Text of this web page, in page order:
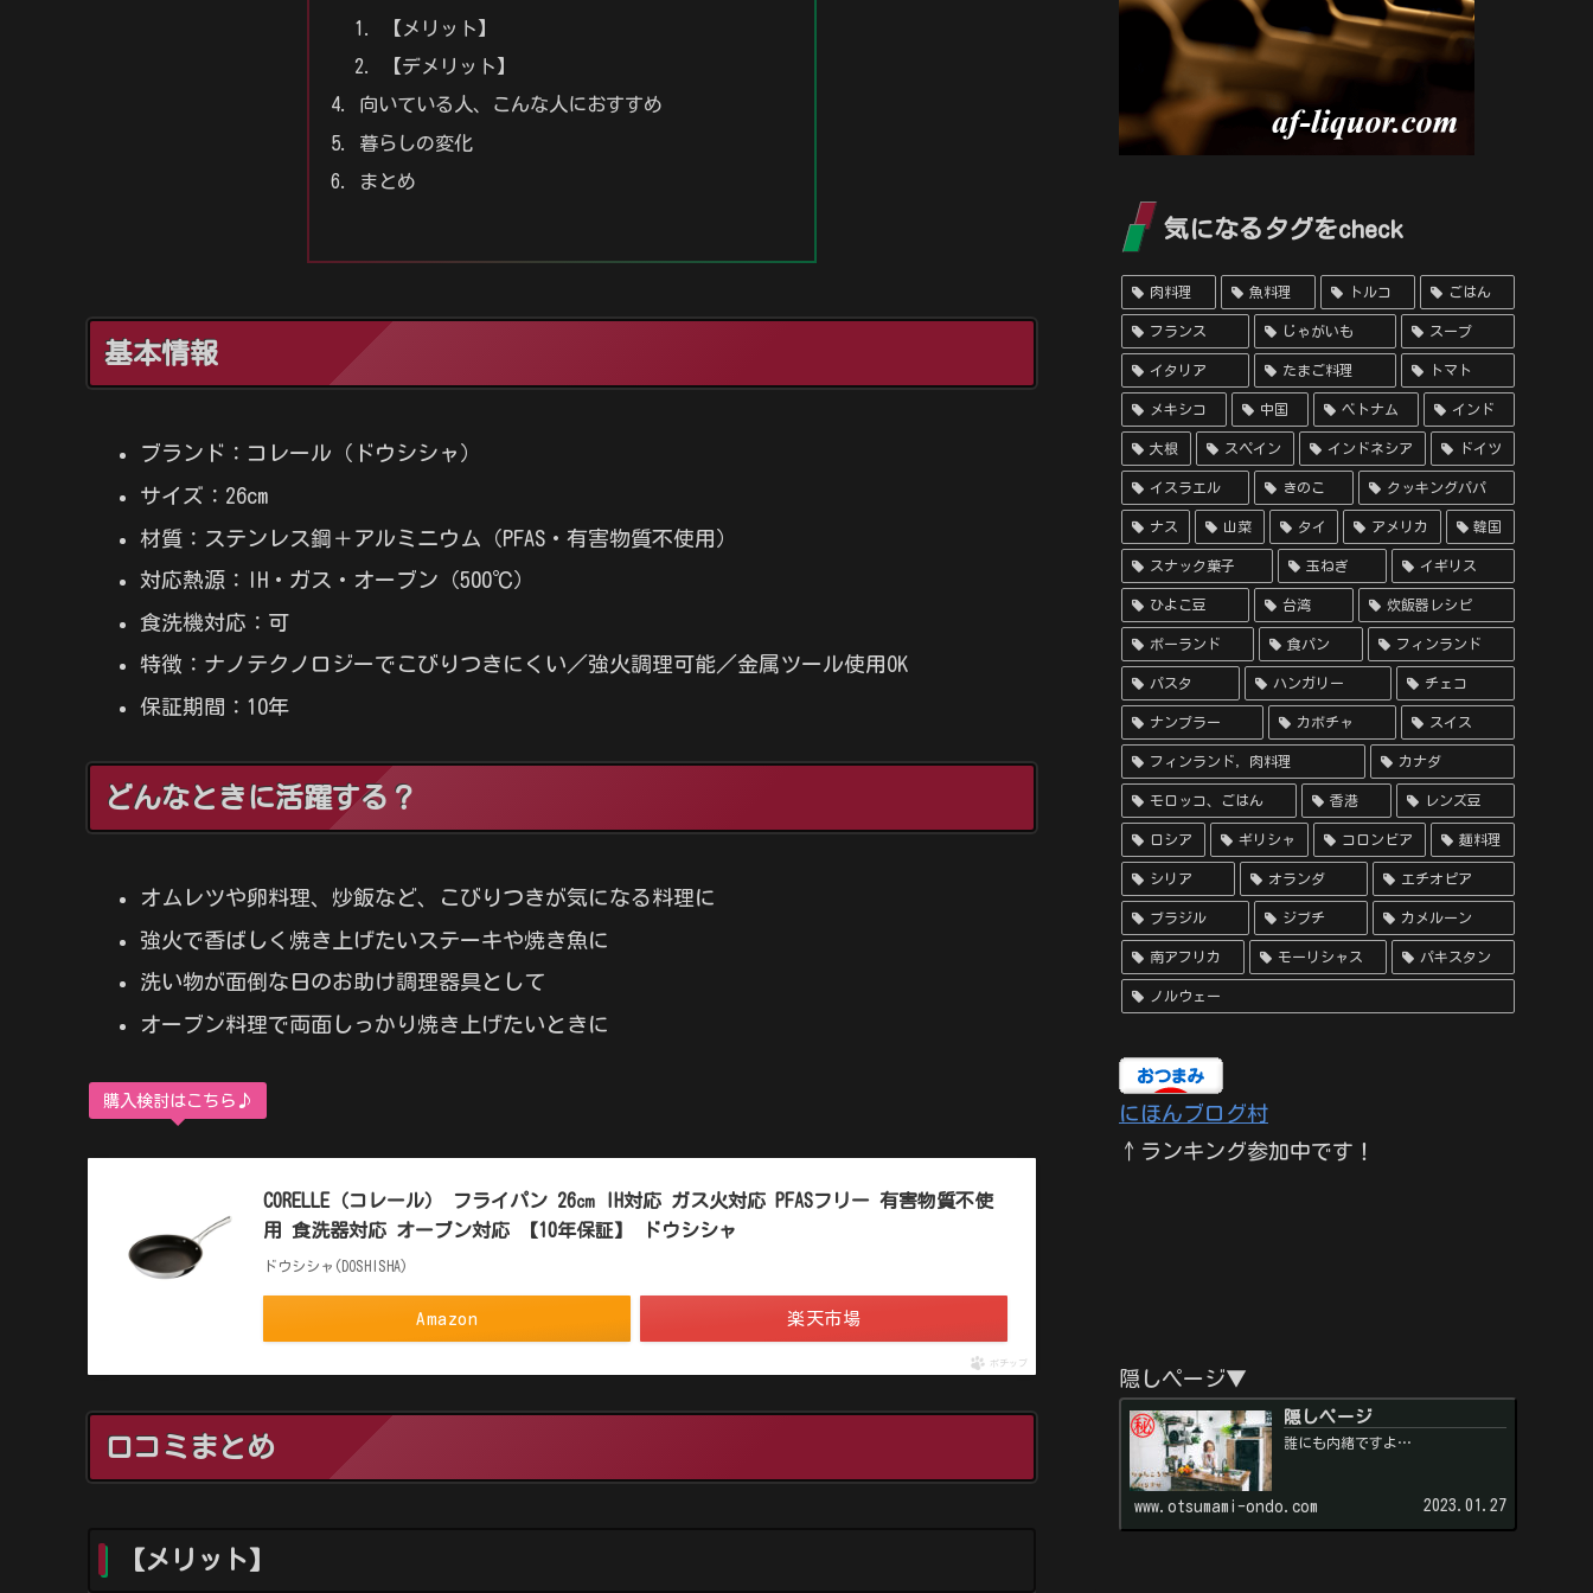
【メリット】
【デメリット】
向いている人、こんな人におすすめ
暮らしの変化
まとめ
基本情報
ブランド：コレール（ドウシシャ）
サイズ：26cm
材質：ステンレス鋼＋アルミニウム（PFAS・有害物質不使用）
対応熱源：IH・ガス・オーブン（500℃）
食洗機対応：可
特徴：ナノテクノロジーでこびりつきにくい／強火調理可能／金属ツール使用OK
保証期間：10年
どんなときに活躍する？
オムレツや卵料理、炒飯など、こびりつきが気になる料理に
強火で香ばしく焼き上げたいステーキや焼き魚に
洗い物が面倒な日のお助け調理器具として
オーブン料理で両面しっかり焼き上げたいときに
購入検討はこちら♪
CORELLE（コレール） フライパン 26㎝ IH対応 ガス火対応 PFASフリー 有害物質不使
用 食洗器対応 オーブン対応 【10年保証】 ドウシシャ
ドウシシャ(DOSHISHA)
Amazon 楽天市場
ポチップ
口コミまとめ
【メリット】
気になるタグをcheck
肉料理 魚料理 トルコ ごはん
フランス じゃがいも スープ
イタリア たまご料理 トマト
メキシコ 中国 ベトナム インド
大根 スペイン インドネシア ドイツ
イスラエル きのこ クッキングパパ
ナス 山菜 タイ アメリカ 韓国
スナック菓子 玉ねぎ イギリス
ひよこ豆 台湾 炊飯器レシピ
ポーランド 食パン フィンランド
パスタ ハンガリー チェコ
ナンプラー カボチャ スイス
フィンランド，肉料理 カナダ
モロッコ、ごはん 香港 レンズ豆
ロシア ギリシャ コロンビア 麺料理
シリア オランダ エチオピア
ブラジル ジブチ カメルーン
南アフリカ モーリシャス パキスタン
ノルウェー
にほんブログ村
↑ランキング参加中です！
隠しページ▼
隠しページ
誰にも内緒ですよ…
www.otsumami-ondo.com 2023.01.27